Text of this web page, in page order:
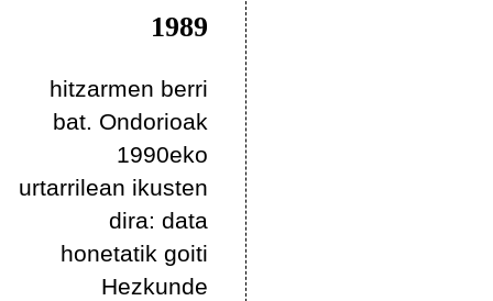
1989
hitzarmen berri
bat. Ondorioak
1990eko
urtarrilean ikusten
dira: data
honetatik goiti
Hezkunde